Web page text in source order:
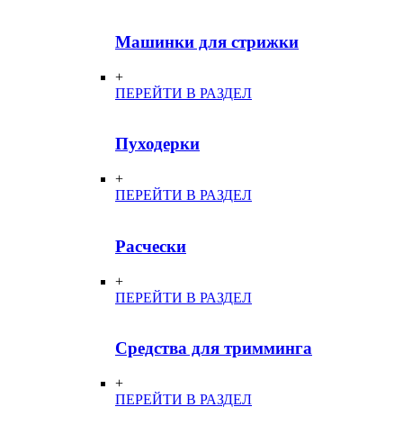
Машинки для стрижки
+
ПЕРЕЙТИ В РАЗДЕЛ
Пуходерки
+
ПЕРЕЙТИ В РАЗДЕЛ
Расчески
+
ПЕРЕЙТИ В РАЗДЕЛ
Средства для тримминга
+
ПЕРЕЙТИ В РАЗДЕЛ